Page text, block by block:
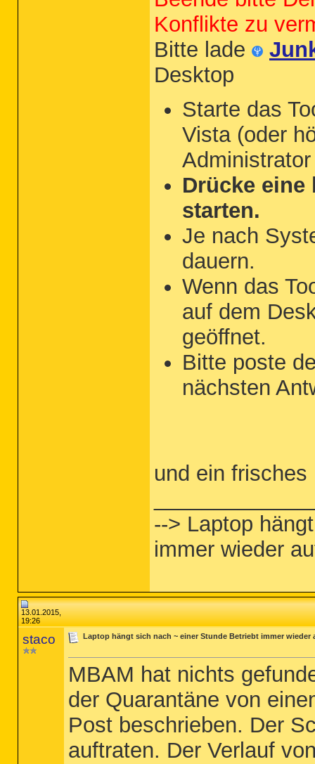
Konflikte zu
Bitte lade
Desktop
Starte das
Vista (oder
Drücke eine
starten.
Je nach
dauern.
Wenn das
auf dem
geöffnet.
Bitte poste
nächsten
und ein
--> Laptop
immer wieder
13.01.2015,
19:26
staco Laptop hängt sich nach ~ einer Stunde Betriebt immer wieder
MBAM hat nichts
der Quarantäne von
Post beschrieben. Der
auftraten. Der Verlauf